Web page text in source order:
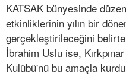
KATSAK bünyesinde
etkinliklerinin yılın bir
gerçekleştirileceğini
İbrahim Uslu ise,
Kulübü'nü bu amaçla